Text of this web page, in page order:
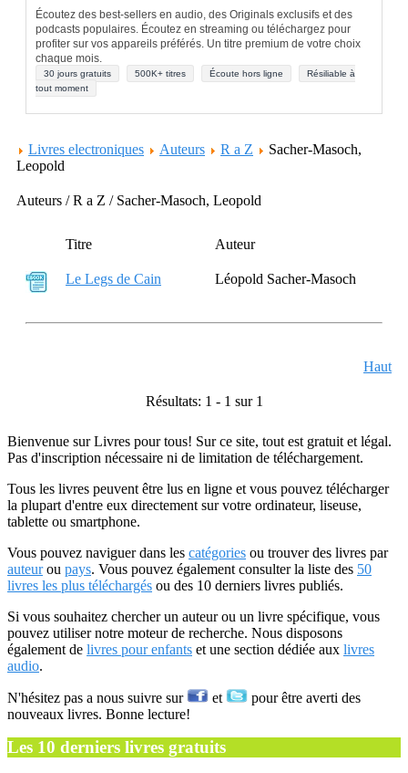
Écoutez des best-sellers en audio, des Originals exclusifs et des
podcasts populaires. Écoutez en streaming ou téléchargez pour
profiter sur vos appareils préférés. Un titre premium de votre choix
chaque mois.
30 jours gratuits 500K+ titres Écoute hors ligne
Résiliable à
tout moment
Livres electroniques Auteurs R a Z
Sacher-Masoch,
Leopold
Auteurs / R a Z / Sacher-Masoch, Leopold
Titre Auteur
Le Legs de Cain Léopold Sacher-Masoch
Haut
Résultats: 1 - 1 sur 1
Bienvenue sur Livres pour tous! Sur ce site, tout est gratuit et légal.
Pas d'inscription nécessaire ni de limitation de téléchargement.
Tous les livres peuvent être lus en ligne et vous pouvez télécharger
la plupart d'entre eux directement sur votre ordinateur, liseuse,
tablette ou smartphone.
Vous pouvez naviguer dans les catégories ou trouver des livres par
auteurou pays. Vous pouvez également consulter la liste des 50
livres les plus téléchargés ou des 10 derniers livres publiés.
Si vous souhaitez chercher un auteur ou un livre spécifique, vous
pouvez utiliser notre moteur de recherche. Nous disposons
également de livres pour enfants et une section dédiée aux livres
audio.
N'hésitez pas a nous suivre sur et
pour être averti des
nouveaux livres. Bonne lecture!
Les 10 derniers livres gratuits